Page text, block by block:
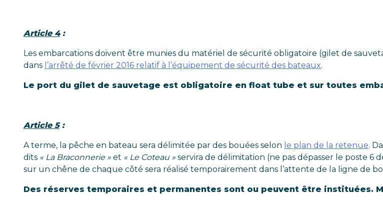
Article 4:
Les embarcations doivent être munies du matériel de sécurité obligatoire (gilet de
dans l’arrêté de février 2016 relatif à l’équipement de sécurité des bateaux.
Le port du gilet de sauvetage est obligatoire en float tube et sur toutes
Article 5:
A terme, la pêche en bateau sera délimitée par des bouées selon le plan de la retenue.
dits « La Braconnerie » et « Le Coteau » servira de délimitation (ne pas dépasser le poste
sur un chêne de chaque côté sera réalisé temporairement dans l’attente de la ligne de
Des réserves temporaires et permanentes sont ou peuvent être instituées.